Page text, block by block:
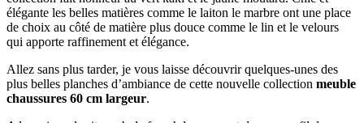
élégante les belles matières comme le laiton le marbre ont une place
de choix au côté de matière plus douce comme le lin et le velours
qui apporte raffinement et élégance.
Allez sans plus tarder, je vous laisse découvrir quelques-unes des
plus belles planches d’ambiance de cette nouvelle collection meuble
chaussures 60 cm largeur.